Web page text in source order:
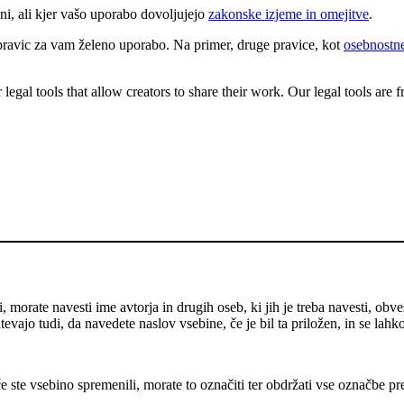
ali kjer vašo uporabo dovoljujejo zakonske izjeme in omejitve.
za vam želeno uporabo. Na primer, druge pravice, kot
tools that allow creators to share their work. Our legal tools are
navesti ime avtorja in drugih oseb, ki jih je treba navesti,
tudi, da navedete naslov vsebine, če je bil ta priložen, in se
vsebino spremenili, morate to označiti ter obdržati vse označbe